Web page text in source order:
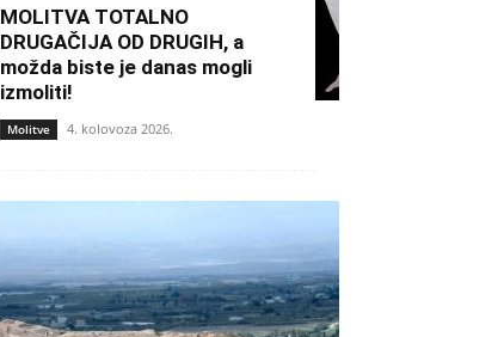
MOLITVA TOTALNO
DRUGAČIJA OD DRUGIH, a
možda biste je danas mogli
izmoliti!
Molitve 4. kolovoza 2026.